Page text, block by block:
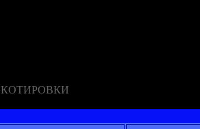
КОТИРОВКИ